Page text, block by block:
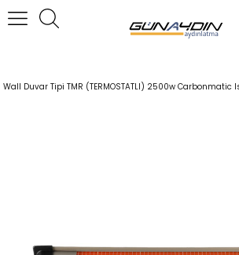
Wall Duvar Tipi TMR (TERMOSTATLI) 2500w Carbonmatic